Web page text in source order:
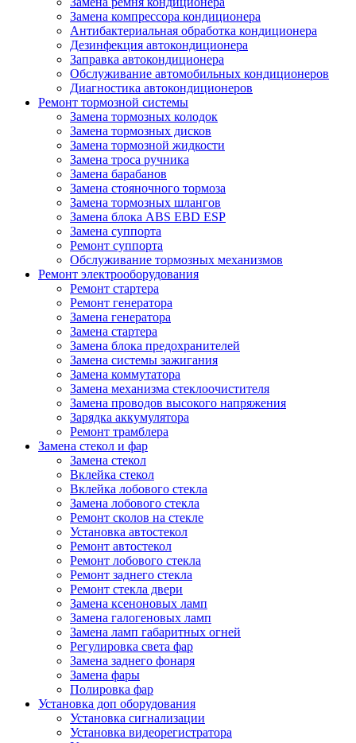
Замена компрессора кондиционера
Антибактериальная обработка кондиционера
Дезинфекция автокондиционера
Заправка автокондиционера
Обслуживание автомобильных кондиционеров
Диагностика автокондиционеров
Ремонт тормозной системы
Замена тормозных колодок
Замена тормозных дисков
Замена тормозной жидкости
Замена троса ручника
Замена барабанов
Замена стояночного тормоза
Замена тормозных шлангов
Замена блока ABS EBD ESP
Замена суппорта
Ремонт суппорта
Обслуживание тормозных механизмов
Ремонт электрооборудования
Ремонт стартера
Ремонт генератора
Замена генератора
Замена стартера
Замена блока предохранителей
Замена системы зажигания
Замена коммутатора
Замена механизма стеклоочистителя
Замена проводов высокого напряжения
Зарядка аккумулятора
Ремонт трамблера
Замена стекол и фар
Замена стекол
Вклейка стекол
Вклейка лобового стекла
Замена лобового стекла
Ремонт сколов на стекле
Установка автостекол
Ремонт автостекол
Ремонт лобового стекла
Ремонт заднего стекла
Ремонт стекла двери
Замена ксеноновых ламп
Замена галогеновых ламп
Замена ламп габаритных огней
Регулировка света фар
Замена заднего фонаря
Замена фары
Полировка фар
Установка доп оборудования
Установка сигнализации
Установка видеорегистратора